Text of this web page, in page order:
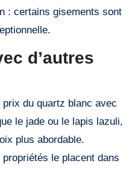
: certains gisements sont
d’autres
du quartz blanc avec
le jade ou le lapis lazuli,
plus abordable.
le placent dans